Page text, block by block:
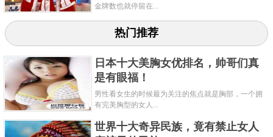
奥林匹克运动会当时指的就是夏季奥运会，其历史可
以追溯至2000多年前的古希腊，因为各种原因的影
金牌数也就停留在...
热门推荐
日本十大美胸女优排名，帅哥们真
是有眼福！
男性看女生的时候最为关注的焦点就是胸部，一个拥
有完美胸型的女人...
世界十大奇异民族，竟有禁止女人